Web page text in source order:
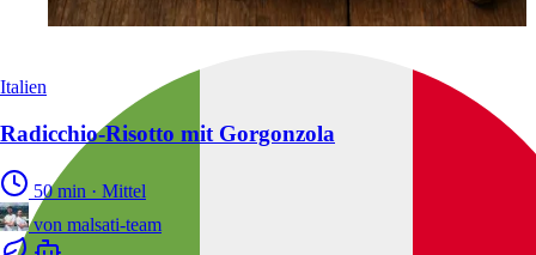
Italien
Radicchio-Risotto mit Gorgonzola
50 min · Mittel
von malsati-team